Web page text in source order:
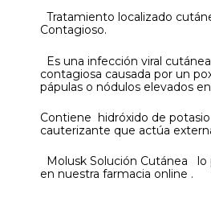
Tratamiento localizado
Contagioso.
Es una infección viral
contagiosa causada por un
pápulas o nódulos elevados
Contiene hidróxido de
cauterizante que actúa
Molusk Solución Cutánea lo
en nuestra farmacia online .